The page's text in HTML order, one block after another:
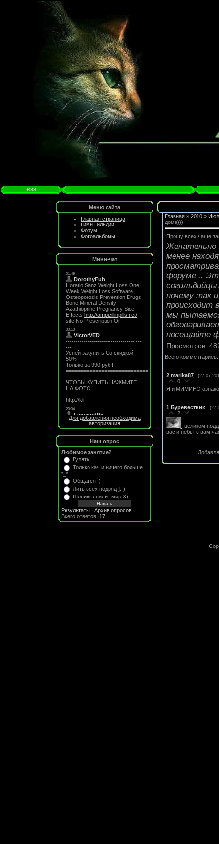
RSS
Меню сайта
Главная страница
Гимн Гильдии
Форум
Фотоальбомы
Мини-чат
Для добавления необходима
авторизация
Наш опрос
Любимое занятие?
Гулять
Только кач и ничего больше
*_*
Общатся ;)
Лить всех подряд ]:-)
Шопинг спасёт мир Х)
Результаты | Архив опросов
Всего ответов: 17
Главная» 2010 »
дома)))
Прошу всех чаще
Желательно
менее
форуме...
почему так
происходит
мы
посещайте
Просмотров:
Всего комментариев:
2 marika87
0
Я и МИМИНО
1 Буревестник
2
целиком
вас и небыть вам